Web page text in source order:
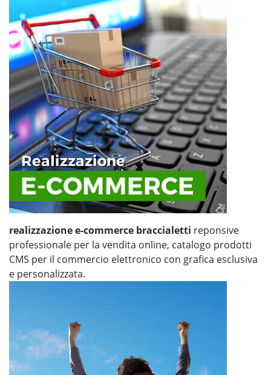
realizzazione e-commerce braccialetti reponsive
professionale per la vendita online, catalogo prodotti
CMS per il commercio elettronico con grafica esclusiva
e personalizzata.